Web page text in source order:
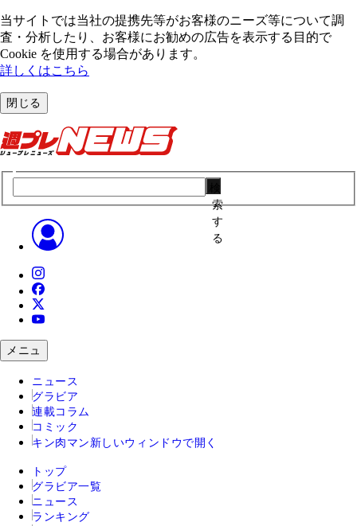
当サイトでは当社の提携先等がお客様のニーズ等について調
査・分析したり、お客様にお勧めの広告を表⽰する⽬的で
Cookie を使⽤する場合があります。
詳しくはこちら
閉じる
索
す
る
メニュ
ニュース
グラビア
連載コラム
コミック
キン肉マン 新しいウィンドウで開く
トップ
グラビア一覧
ニュース
ランキング